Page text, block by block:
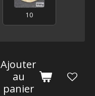
10
Ajouter
au
panier